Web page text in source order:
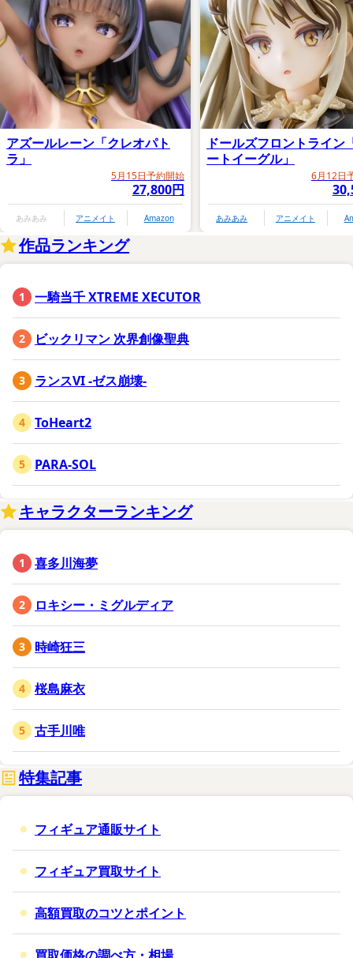
アズールレーン「クレオパト
ラ」
5月15日予約開始
27,800円
あみあみ アニメイト Amazon
ドールズフロントライン
ートイーグル」
6月12日
あみあみ アニメイト
作品ランキング
一騎当千 XTREME XECUTOR
ビックリマン 次界創像聖典
ランスVI -ゼス崩壊-
ToHeart2
PARA-SOL
キャラクターランキング
喜多川海夢
ロキシー・ミグルディア
時崎狂三
桜島麻衣
古手川唯
特集記事
フィギュア通販サイト
フィギュア買取サイト
高額買取のコツとポイント